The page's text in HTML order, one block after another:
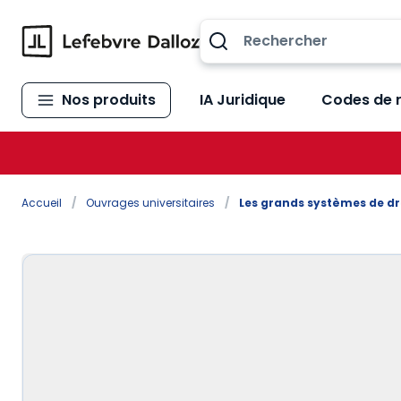
Nos produits IA Juridique Codes de
Accueil / Ouvrages universitaires / Les grands systèmes de